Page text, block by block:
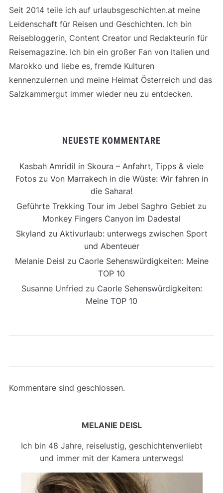
Seit 2014 teile ich auf urlaubsgeschichten.at meine
Leidenschaft für Reisen und Geschichten. Ich bin
Reisebloggerin, Content Creator und Redakteurin für
Reisemagazine. Ich bin ein großer Fan von Italien und
Marokko und liebe es, fremde Kulturen
kennenzulernen und meine Heimat Österreich und das
Salzkammergut immer wieder neu zu entdecken.
NEUESTE KOMMENTARE
Kasbah Amridil in Skoura – Anfahrt, Tipps & viele
Fotoszu Von Marrakech in die Wüste: Wir fahren in
die Sahara!
Geführte Trekking Tour im Jebel Saghro Gebiet zu
Monkey Fingers Canyon im Dadestal
Skyland zu Aktivurlaub: unterwegs zwischen Sport
und Abenteuer
Melanie Deisl zu Caorle Sehenswürdigkeiten: Meine
TOP 10
Susanne Unfried zu Caorle Sehenswürdigkeiten:
Meine TOP 10
Kommentare sind geschlossen.
MELANIE DEISL
Ich bin 48 Jahre, reiselustig, geschichtenverliebt
und immer mit der Kamera unterwegs!